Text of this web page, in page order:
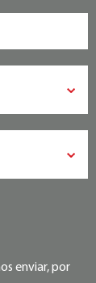
enviar, por